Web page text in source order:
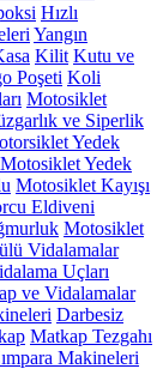
Hızlı
Yangın
Kilit Kutu ve
Poşeti Koli
Motosiklet
ve Siperlik
Yedek
Yedek
Motosiklet Kayışı
Eldiveni
Motosiklet
Vidalamalar
Uçları
ve Vidalamalar
Darbesiz
Matkap Tezgahı
Makineleri